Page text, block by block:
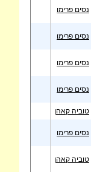
נסים פרימו
נסים פרימו
נסים פרימו
נסים פרימו
טוביה קאהן
נסים פרימו
טוביה קאהן